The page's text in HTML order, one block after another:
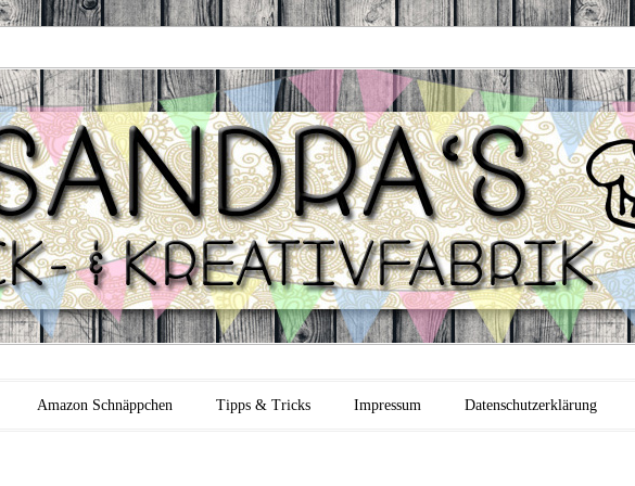
Backfabrik
Amazon Schnäppchen Tipps & Tricks Impressum Datenschutzerklärung